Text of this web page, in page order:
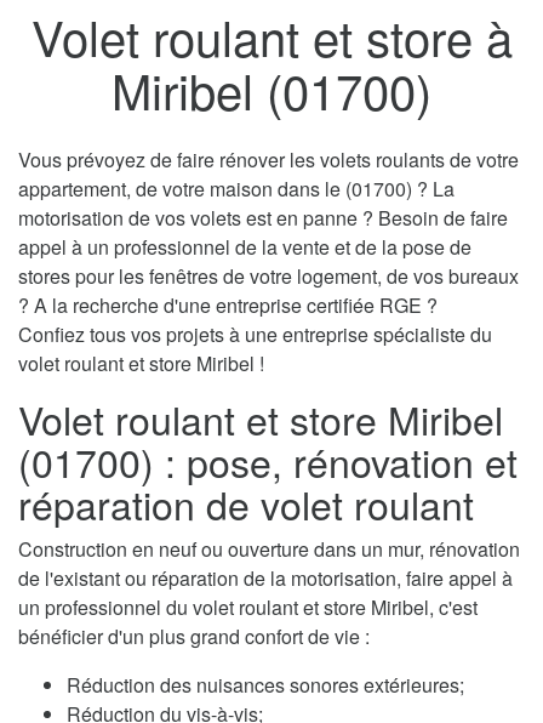
Volet roulant et store à
Miribel (01700)
Vous prévoyez de faire rénover les volets roulants de votre
appartement, de votre maison dans le (01700) ? La
motorisation de vos volets est en panne ? Besoin de faire
appel à un professionnel de la vente et de la pose de
stores pour les fenêtres de votre logement, de vos bureaux
? A la recherche d'une entreprise certifiée RGE ?
Confiez tous vos projets à une entreprise spécialiste du
volet roulant et store Miribel !
Volet roulant et store Miribel
(01700) : pose, rénovation et
réparation de volet roulant
Construction en neuf ou ouverture dans un mur, rénovation
de l'existant ou réparation de la motorisation, faire appel à
un professionnel du volet roulant et store Miribel, c'est
bénéficier d'un plus grand confort de vie :
Réduction des nuisances sonores extérieures;
Réduction du vis-à-vis;